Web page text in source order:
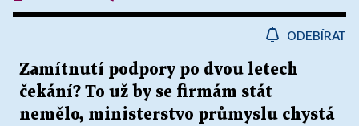
ODEBÍRAT
Zamítnutí podpory po dvou letech
čekání? To už by se firmám stát
nemělo, ministerstvo průmyslu chystá